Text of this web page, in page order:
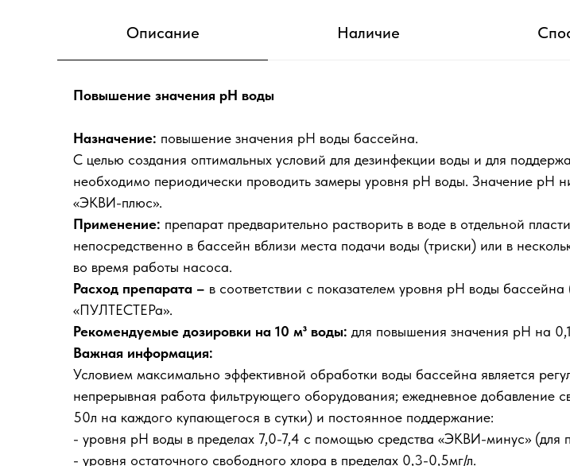
Описание Наличие
Повышение значения pH воды
Назначение: повышение значения рН воды бассейна.
С целью создания оптимальных условий для дезинфекции воды и для
необходимо периодически проводить замеры уровня рН воды. Значение рН
«ЭКВИ-плюс».
Применение: препарат предварительно растворить в воде в отдельной
непосредственно в бассейн вблизи места подачи воды (триски) или в
во время работы насоса.
Расход препарата – в соответствии с показателем уровня рН воды
«ПУЛТЕСТЕРа».
Рекомендуемые дозировки на 10 м³ воды: для повышения значения рН на
Важная информация:
Условием максимально эффективной обработки воды бассейна является
непрерывная работа фильтрующего оборудования; ежедневное
50л на каждого купающегося в сутки) и постоянное поддержание:
- уровня pH воды в пределах 7,0-7,4 с помощью средства «ЭКВИ-минус»
- уровня остаточного свободного хлора в пределах 0,3-0,5мг/л.